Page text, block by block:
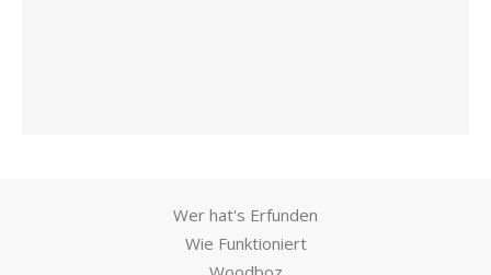
Wer hat's Erfunden
Wie Funktioniert